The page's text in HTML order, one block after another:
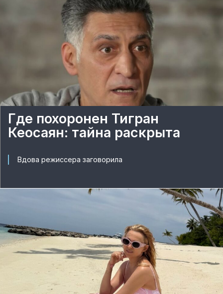
Где похоронен Тигран
Кеосаян: тайна раскрыта
Вдова режиссера заговорила